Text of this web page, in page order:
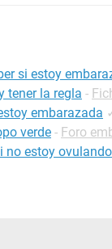
si estoy
tener la regla -
embarazada
verde - Foro
no estoy ovulando